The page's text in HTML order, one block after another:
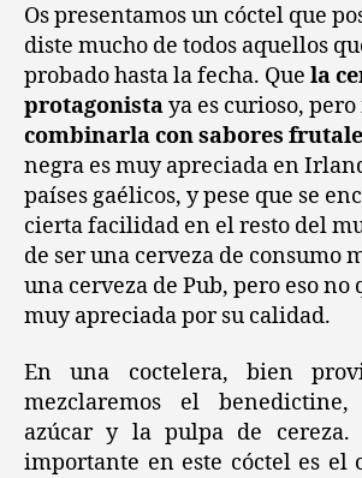
Os presentamos un cóctel que
diste mucho de todos aquellos
probado hasta la fecha. Que la
protagonistaya es curioso,
combinarla con sabores
negra es muy apreciada en
países gaélicos, y pese que se
cierta facilidad en el resto del
de ser una cerveza de consumo
una cerveza de Pub, pero eso no
muy apreciada por su calidad.
En una coctelera, bien
mezclaremos el
azúcar y la pulpa de cereza.
importante en este cóctel es el